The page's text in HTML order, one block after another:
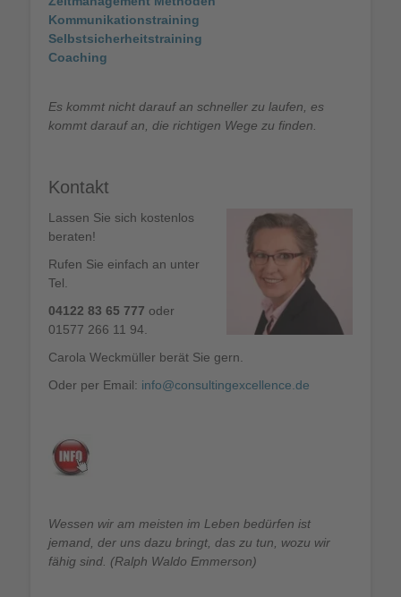
Kommunikationstraining
Selbstsicherheitstraining
Coaching
Es kommt nicht darauf an schneller zu laufen, es
kommt darauf an, die richtigen Wege zu finden.
Kontakt
Lassen Sie sich kostenlos
beraten!
Rufen Sie einfach an unter
Tel.
04122 83 65 777 oder
01577 266 11 94.
Carola Weckmüller berät Sie gern.
Oder per Email: info@consultingexcellence.de
Wessen wir am meisten im Leben bedürfen ist
jemand, der uns dazu bringt, das zu tun, wozu wir
fähig sind. (Ralph Waldo Emmerson)